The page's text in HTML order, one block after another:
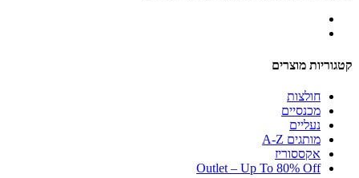
קטגוריות מוצרים
חולצות
מכנסיים
נעליים
מותגים A-Z
אקססוריז
Outlet – Up To 80% Off